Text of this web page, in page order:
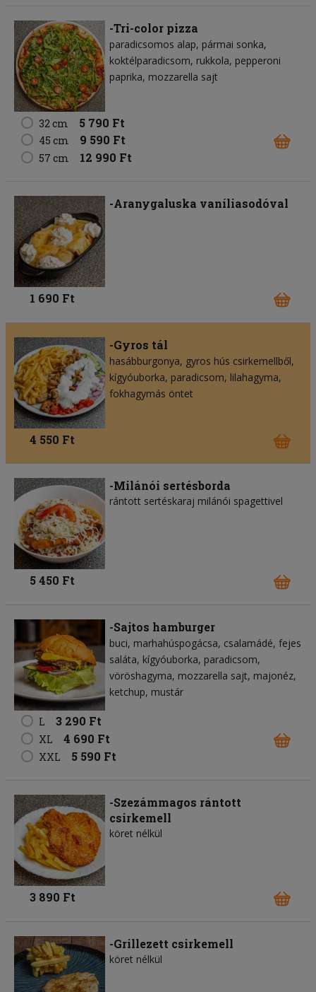
-Tri-color pizza
paradicsomos alap pármai sonka
koktélparadicsom rukkola pepperoni
paprika mozzarella sajt
32 cm 5 790 Ft
45 cm 9 590 Ft
57 cm 12 990 Ft
-Aranygaluska vaníliasodóval
1 690 Ft
-Gyros tál
hasábburgonya gyros hús csirkemellből
kígyóuborka paradicsom lilahagyma
fokhagymás öntet
4 550 Ft
-Milánói sertésborda
rántott sertéskaraj milánói spagettivel
5 450 Ft
-Sajtos hamburger
buci marhahúspogácsa csalamádé fejes
saláta kígyóuborka paradicsom
vöröshagyma mozzarella sajt majonéz
ketchup mustár
L 3 290 Ft
XL 4 690 Ft
XXL 5 590 Ft
-Szezámmagos rántott
csirkemell
köret nélkül
3 890 Ft
-Grillezett csirkemell
köret nélkül